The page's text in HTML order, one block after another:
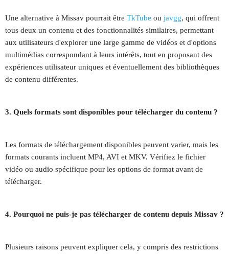
Une alternative à Missav pourrait être TkTube ou javgg, qui offrent
tous deux un contenu et des fonctionnalités similaires, permettant
aux utilisateurs d'explorer une large gamme de vidéos et d'options
multimédias correspondant à leurs intérêts, tout en proposant des
expériences utilisateur uniques et éventuellement des bibliothèques
de contenu différentes.
3. Quels formats sont disponibles pour télécharger du contenu ?
Les formats de téléchargement disponibles peuvent varier, mais les
formats courants incluent MP4, AVI et MKV. Vérifiez le fichier
vidéo ou audio spécifique pour les options de format avant de
télécharger.
4. Pourquoi ne puis-je pas télécharger de contenu depuis Missav ?
Plusieurs raisons peuvent expliquer cela, y compris des restrictions